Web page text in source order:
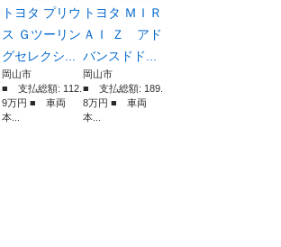
トヨタ プリウ
ス Ｇツーリン
グセレクシ...
岡山市
■ 支払総額: 112.
9万円 ■ 車両
本...
トヨタ ＭＩＲ
ＡＩ Ｚ アド
バンスドド...
岡山市
■ 支払総額: 189.
8万円 ■ 車両
本...